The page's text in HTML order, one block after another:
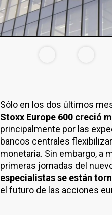
Sólo en los dos últimos
Stoxx Europe 600 creció
principalmente por las
bancos centrales
monetaria. Sin embargo, a
primeras jornadas del
especialistas se están
el futuro de las acciones